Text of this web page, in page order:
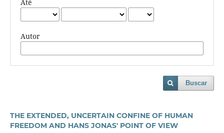
Até
Autor
Buscar
THE EXTENDED, UNCERTAIN CONFINE OF HUMAN
FREEDOM AND HANS JONAS' POINT OF VIEW